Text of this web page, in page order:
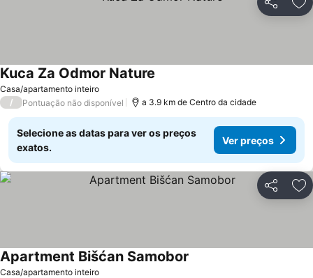
Partilhar
Casa/apartamento inteiro
Kuca Za Odmor Nature
/ Pontuação não disponível a 3.9 km de Centro da cidade
Selecione as datas para ver os preços
exatos.
Ver preços
Partilhar
Casa/apartamento inteiro
Apartment Bišćan Samobor